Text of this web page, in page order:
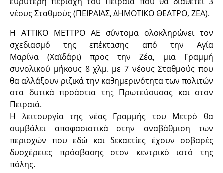
νέους Σταθμούς (ΠΕΙΡΑΙΑΣ, ΔΗΜΟΤΙΚΟ ΘΕΑΤΡΟ, ΖΕΑ).
Η ΑΤΤΙΚΟ ΜΕΤΤΡΟ ΑΕ σύντομα ολοκληρώνει τον
σχεδιασμό της επέκτασης από την Αγία
Μαρίνα (Χαϊδάρι) προς την Ζέα, μια Γραμμή
συνολικού μήκους 8 χλμ. με 7 νέους Σταθμούς που
θα αλλάξουν ριζικά την καθημερινότητα των πολιτών
στα δυτικά προάστια της Πρωτεύουσας και στον
Πειραιά.
Η λειτουργία της νέας Γραμμής του Μετρό θα
συμβάλει αποφασιστικά στην αναβάθμιση των
περιοχών που εδώ και δεκαετίες έχουν σοβαρές
δυσχέρειες πρόσβασης στον κεντρικό ιστό της
πόλης.